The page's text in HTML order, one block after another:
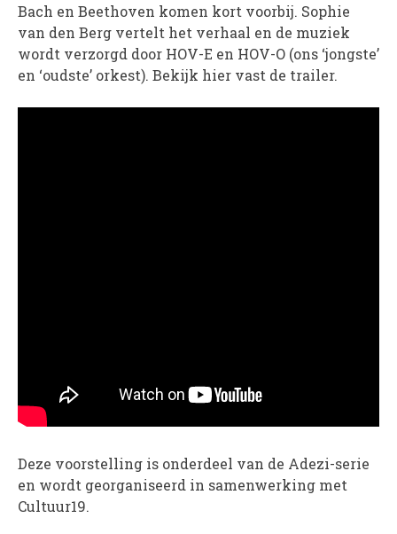
Wie zijn we?
Bestuur
Dirigenten
Verenigingsstukken
Bach en Beethoven komen kort voorbij. Sophie
van den Berg vertelt het verhaal en de muziek
wordt verzorgd door HOV-E en HOV-O (ons ‘jongste’
en ‘oudste’ orkest). Bekijk hier vast de trailer.
Deze voorstelling is onderdeel van de Adezi-serie
en wordt georganiseerd in samenwerking met
Cultuur19.